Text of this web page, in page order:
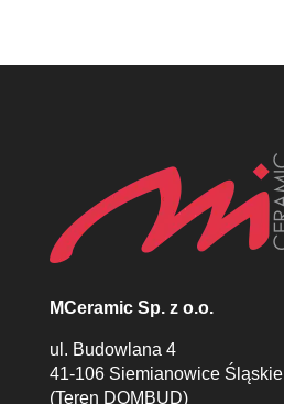
MCeramic Sp. z o.o.
ul. Budowlana 4
41-106 Siemianowice Śląskie
(Teren DOMBUD)